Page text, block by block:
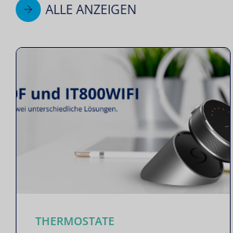
ALLE ANZEIGEN
THERMOSTATE